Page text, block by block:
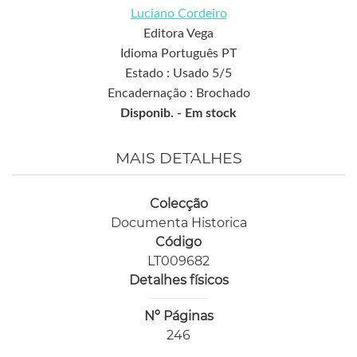
Luciano Cordeiro
Editora Vega
Idioma Português PT
Estado : Usado 5/5
Encadernação : Brochado
Disponib. - Em stock
MAIS DETALHES
Colecção
Documenta Historica
Código
LT009682
Detalhes físicos
Nº Páginas
246